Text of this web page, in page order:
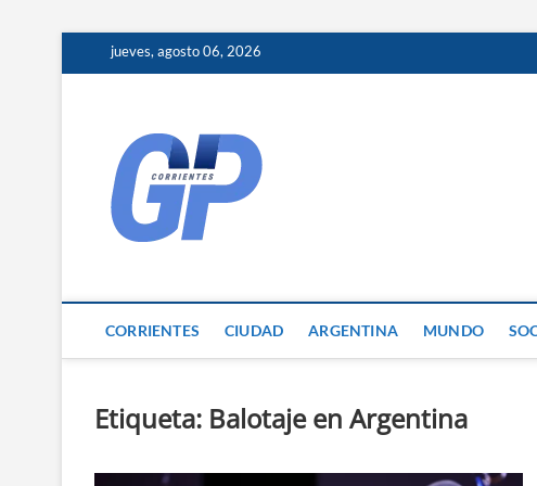
jueves, agosto 06, 2026
CORRIENTES CIUDAD ARGENTINA MUNDO
Etiqueta: Balotaje en Argentina